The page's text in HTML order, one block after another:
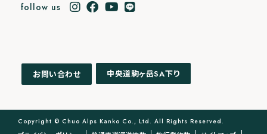
follow us
お問い合わせ 中央道駒ヶ岳SA下り
Copyright © Chuo Alps Kanko Co., Ltd. All Rights Reserved.